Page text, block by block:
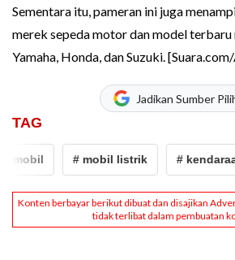
Sementara itu, pameran ini juga
merek sepeda motor dan model
Yamaha, Honda, dan Suzuki.
Jadikan Sumber
TAG
# mobil listrik # kendaraan